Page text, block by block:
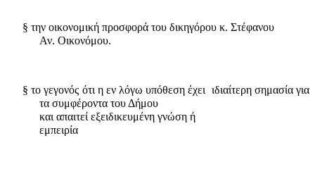
§ την οικονομική προσφορά του δικηγόρου κ. Στέφανου
Αν. Οικονόμου.
§ το γεγονός ότι η εν λόγω υπόθεση έχει ιδιαίτερη σημασία για
τα συμφέροντα του Δήμου
και απαιτεί εξειδικευμένη γνώση ή
εμπειρία